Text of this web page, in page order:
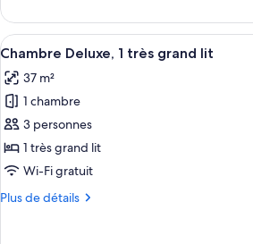
chambre :
Suite,
1
King
Bed
le
type
de
Suite,
King
Bed
Afficher
toutes
les
photos
pour
ce
type
chambre :
Une
10
Chambre Deluxe, 1 très grand lit
37 m²
1 chambre
3 personnes
1 très grand lit
Wi-Fi gratuit
Plus de détails
Plus